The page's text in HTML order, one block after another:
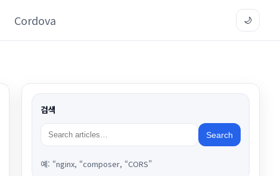
Cordova 🌙
검색
Search
예: “nginx, “composer, “CORS”